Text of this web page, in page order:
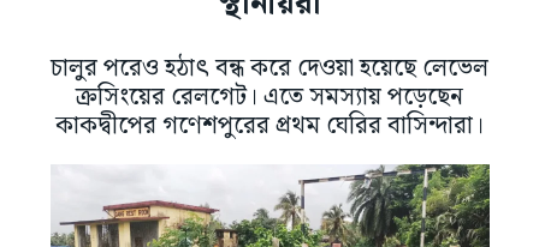
চালুর পরেও হঠাৎ বন্ধ করে দেওয়া হয়েছে লেভেল
ক্রসিংয়ের রেলগেট। এতে সমস্যায় পড়েছেন
কাকদ্বীপের গণেশপুরের প্রথম ঘেরির বাসিন্দারা।